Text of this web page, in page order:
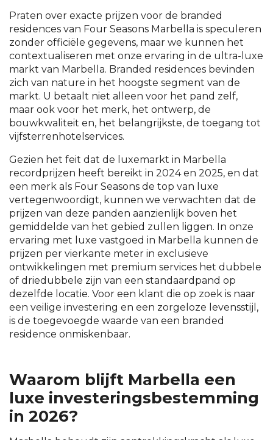
Praten over exacte prijzen voor de branded
residences van Four Seasons Marbella is speculeren
zonder officiële gegevens, maar we kunnen het
contextualiseren met onze ervaring in de ultra-luxe
markt van Marbella. Branded residences bevinden
zich van nature in het hoogste segment van de
markt. U betaalt niet alleen voor het pand zelf,
maar ook voor het merk, het ontwerp, de
bouwkwaliteit en, het belangrijkste, de toegang tot
vijfsterrenhotelservices.
Gezien het feit dat de luxemarkt in Marbella
recordprijzen heeft bereikt in 2024 en 2025, en dat
een merk als Four Seasons de top van luxe
vertegenwoordigt, kunnen we verwachten dat de
prijzen van deze panden aanzienlijk boven het
gemiddelde van het gebied zullen liggen. In onze
ervaring met luxe vastgoed in Marbella kunnen de
prijzen per vierkante meter in exclusieve
ontwikkelingen met premium services het dubbele
of driedubbele zijn van een standaardpand op
dezelfde locatie. Voor een klant die op zoek is naar
een veilige investering en een zorgeloze levensstijl,
is de toegevoegde waarde van een branded
residence onmiskenbaar.
Waarom blijft Marbella een
luxe investeringsbestemming
in 2026?